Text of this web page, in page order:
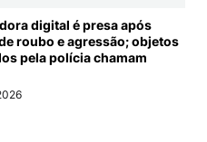
digital é presa após
roubo e agressão; objetos
pela polícia chamam